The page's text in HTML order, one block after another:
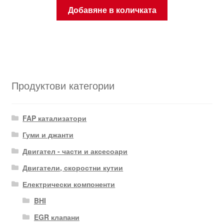
Добавяне в количката
Продуктови категории
FAP катализатори
Гуми и джанти
Двигател - части и аксесоари
Двигатели, скоростни кутии
Електрически компоненти
BHI
EGR клапани